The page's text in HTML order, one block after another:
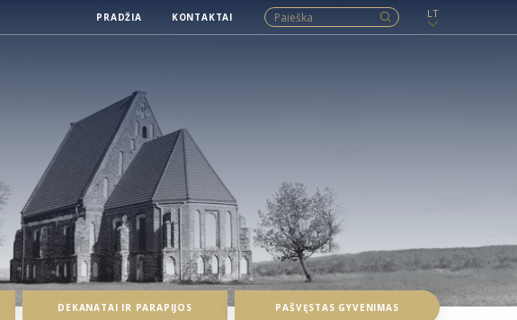
PRADŽIA KONTAKTAI LT
DEKANATAI IR PARAPIJOS PAŠVĘSTAS GYVENIMAS